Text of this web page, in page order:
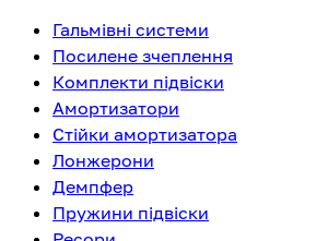
Гальмівні системи
Посилене зчеплення
Комплекти підвіски
Амортизатори
Стійки амортизатора
Лонжерони
Демпфер
Пружини підвіски